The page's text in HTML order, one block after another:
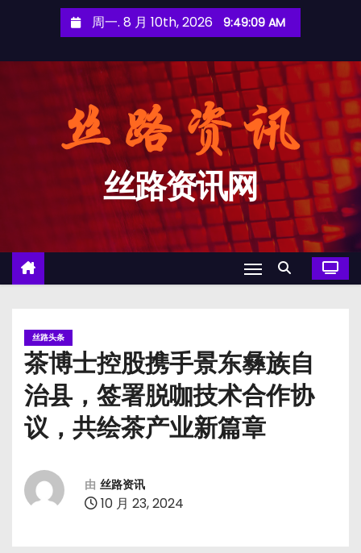
周一. 8 月 10th, 2026 9:49:09 AM
丝路资讯网
丝路头条
茶博士控股携手景东彝族自
治县，签署脱咖技术合作协
议，共绘茶产业新篇章
由 丝路资讯
10 月 23, 2024